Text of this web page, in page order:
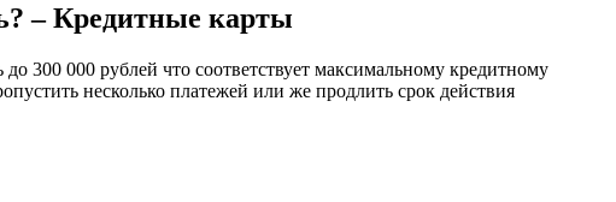
– Кредитные карты
300 000 рублей что соответствует максимальному кредитному
несколько платежей или же продлить срок действия